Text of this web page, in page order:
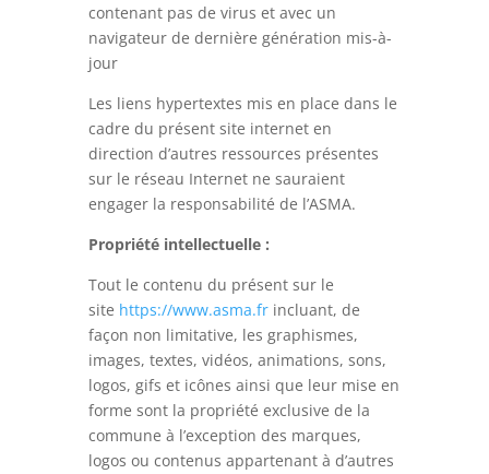
contenant pas de virus et avec un
navigateur de dernière génération mis-à-
jour
Les liens hypertextes mis en place dans le
cadre du présent site internet en
direction d’autres ressources présentes
sur le réseau Internet ne sauraient
engager la responsabilité de l’ASMA.
Propriété intellectuelle :
Tout le contenu du présent sur le
site https://www.asma.frincluant, de
façon non limitative, les graphismes,
images, textes, vidéos, animations, sons,
logos, gifs et icônes ainsi que leur mise en
forme sont la propriété exclusive de la
commune à l’exception des marques,
logos ou contenus appartenant à d’autres